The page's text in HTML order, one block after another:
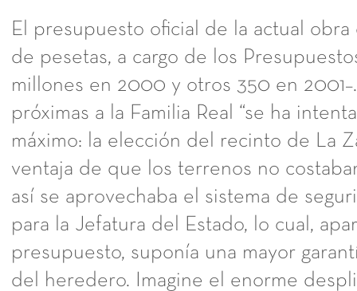
El presupuesto oficial de la actual
de pesetas, a cargo de los
millones en 2000 y otros 350 en
próximas a la Familia Real “se ha
máximo: la elección del recinto de La
ventaja de que los terrenos no
así se aprovechaba el sistema de
para la Jefatura del Estado, lo cual,
presupuesto, suponía una mayor
del heredero. Imagine el enorme